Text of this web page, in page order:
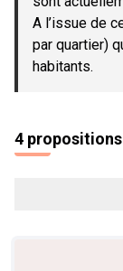
A l’issue de
par quartier)
habitants.
4 propositions